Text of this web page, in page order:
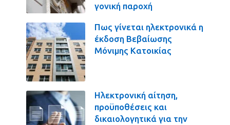
γονική παροχή
Πως γίνεται ηλεκτρονικά η
έκδοση Βεβαίωσης
Μόνιμης Κατοικίας
Ηλεκτρονική αίτηση,
προϋποθέσεις και
δικαιολογητικά για την